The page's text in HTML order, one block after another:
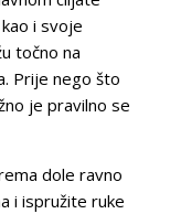
i svoje
točno na
Prije nego što
je pravilno se
dole ravno
i ispružite ruke